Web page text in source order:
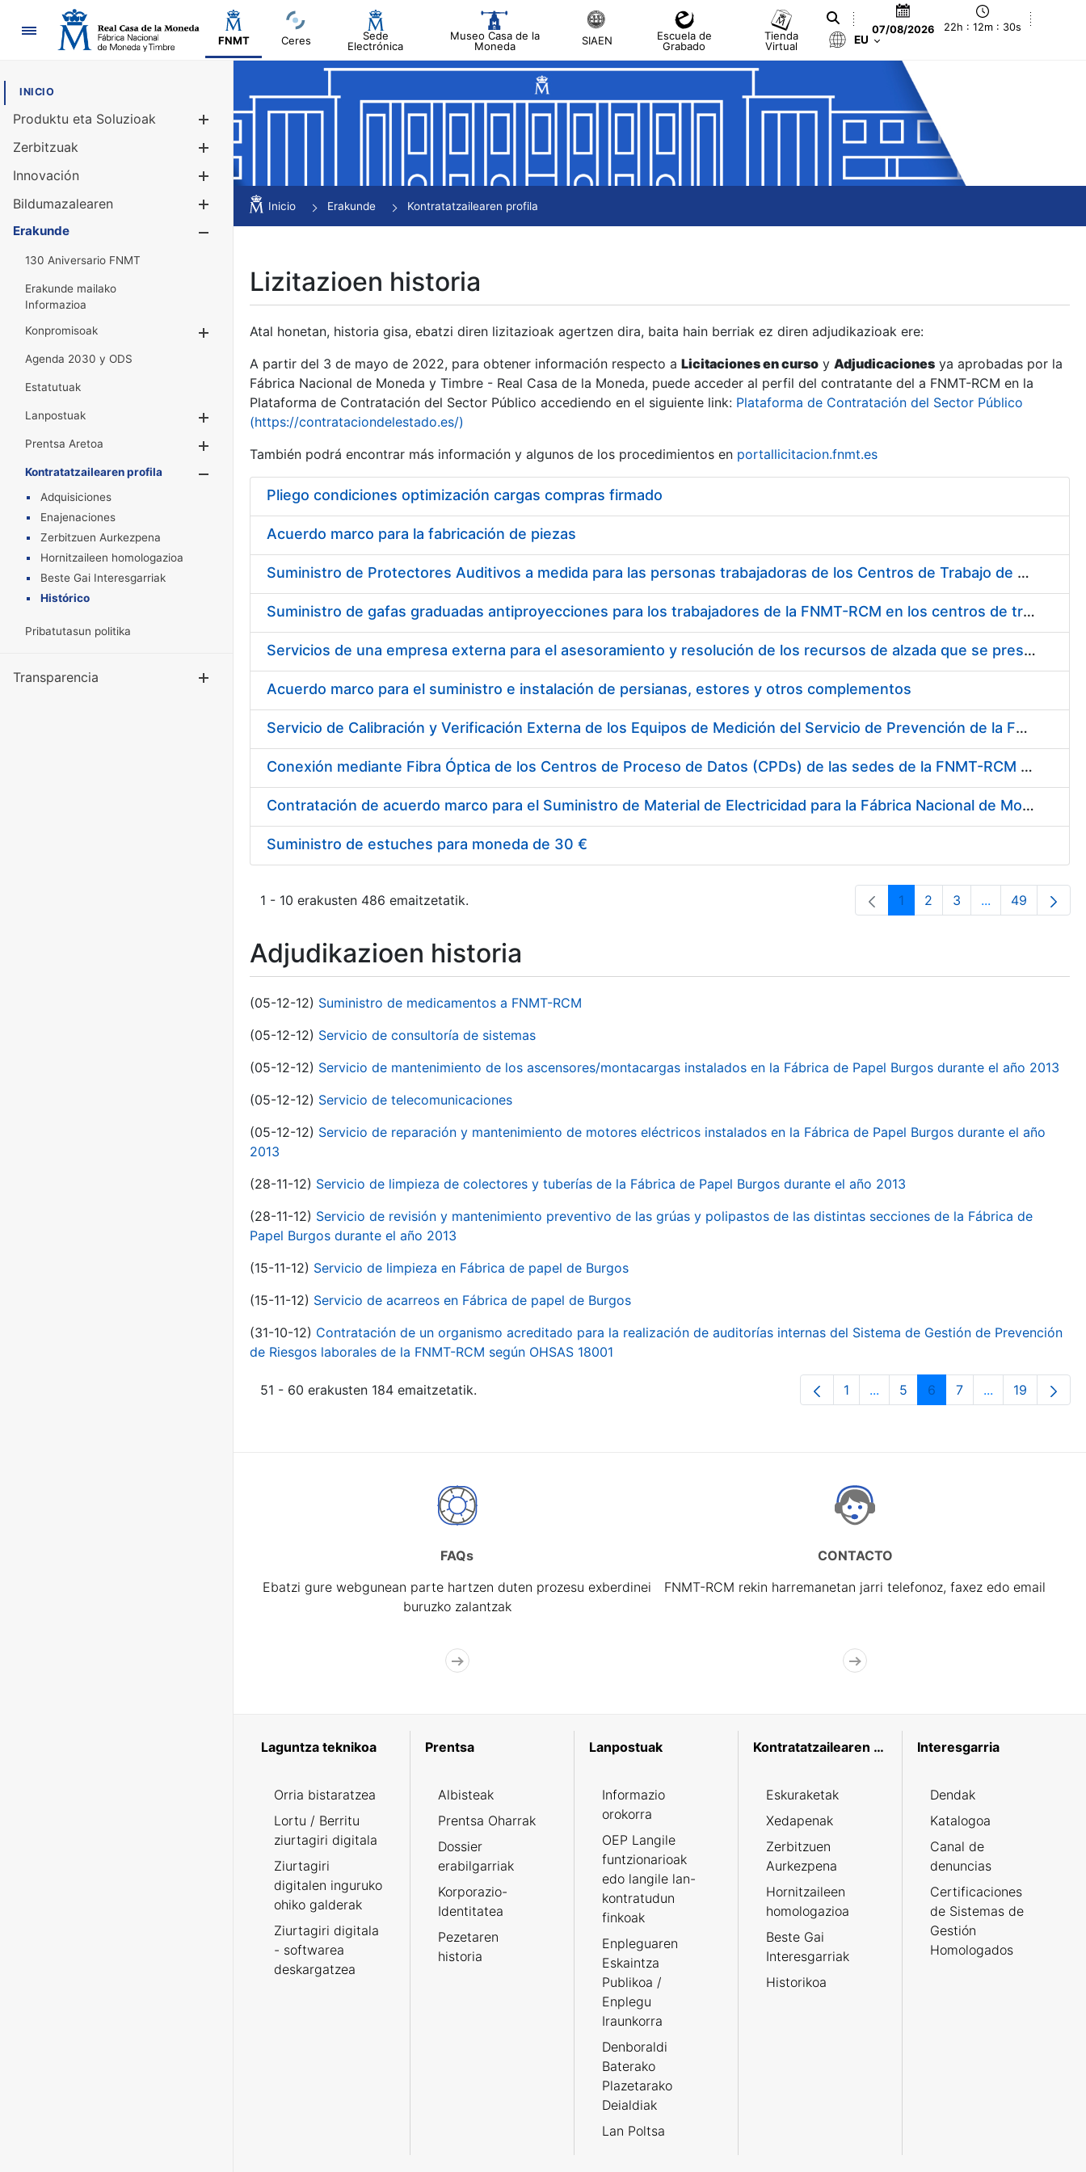
Nabigazioa
FNMT Ceres
Sede
Electrónica
Museo Casa de la
Moneda
SIAEN
Escuela de
Grabado
Tienda
Virtual
07/08/2026 22h : 12m : 31s
EU
INICIO
Produktu eta Soluzioak
Erakutsi/Ezkutatu
Zerbitzuak
Innovación
Bildumazalearen
Erakutsi/Ezkutatu
Erakunde
130 Aniversario FNMT
Erakunde mailako
Informazioa
Konpromisoak
Erakutsi/Ezkutatu
Agenda 2030 y ODS
Estatutuak
Lanpostuak
Erakutsi/Ezkutatu
Prentsa Aretoa
Erakutsi/Ezkutatu
Kontratatzailearen profila
Erakutsi/Ezkutatu
Adquisiciones
Enajenaciones
Zerbitzuen Aurkezpena
Hornitzaileen homologazioa
Beste Gai Interesgarriak
Histórico
Pribatutasun politika
Transparencia Erakutsi/Ezkutatu
Inicio Erakunde Kontratatzailearen profila
Lizitazioen historia
Atal honetan, historia gisa, ebatzi diren lizitazioak agertzen dira, baita hain berriak ez diren adjudikazioak ere:
A partir del 3 de mayo de 2022, para obtener información respecto a Licitaciones en curso y Adjudicaciones ya aprobadas por la
Fábrica Nacional de Moneda y Timbre - Real Casa de la Moneda, puede acceder al perfil del contratante del a FNMT-RCM en la
Plataforma de Contratación del Sector Público accediendo en el siguiente link: Plataforma de Contratación del Sector Público
(https://contrataciondelestado.es/)
También podrá encontrar más información y algunos de los procedimientos en portallicitacion.fnmt.es
Pliego condiciones optimización cargas compras firmado
Acuerdo marco para la fabricación de piezas
Suministro de Protectores Auditivos a medida para las personas trabajadoras de los Centros de Trabajo de Madrid y Burgos
Suministro de gafas graduadas antiproyecciones para los trabajadores de la FNMT-RCM en los centros de trabajo de Madrid y Burgos
Servicios de una empresa externa para el asesoramiento y resolución de los recursos de alzada que se presentan relacionados con procesos de selección para la FNMT-RCM
Acuerdo marco para el suministro e instalación de persianas, estores y otros complementos
Servicio de Calibración y Verificación Externa de los Equipos de Medición del Servicio de Prevención de la FNMT-RCM
Conexión mediante Fibra Óptica de los Centros de Proceso de Datos (CPDs) de las sedes de la FNMT-RCM de Burgos y Madrid
Contratación de acuerdo marco para el Suministro de Material de Electricidad para la Fábrica Nacional de Moneda y Timbre-Real Casa de la Moneda en su centro de trabajo de Burgos
Suministro de estuches para moneda de 30 €
1 - 10 erakusten 486 emaitzetatik. Orrialdea
1 Orrialdea
2 Orrialdea
3 ...Intermediate
Orrialdea
49
Adjudikazioen historia
(05-12-12) Suministro de medicamentos a FNMT-RCM
(05-12-12) Servicio de consultoría de sistemas
(05-12-12) Servicio de mantenimiento de los ascensores/montacargas instalados en la Fábrica de Papel Burgos durante el año 2013
(05-12-12) Servicio de telecomunicaciones
(05-12-12) Servicio de reparación y mantenimiento de motores eléctricos instalados en la Fábrica de Papel Burgos durante el año
2013
(28-11-12) Servicio de limpieza de colectores y tuberías de la Fábrica de Papel Burgos durante el año 2013
(28-11-12) Servicio de revisión y mantenimiento preventivo de las grúas y polipastos de las distintas secciones de la Fábrica de
Papel Burgos durante el año 2013
(15-11-12) Servicio de limpieza en Fábrica de papel de Burgos
(15-11-12) Servicio de acarreos en Fábrica de papel de Burgos
(31-10-12) Contratación de un organismo acreditado para la realización de auditorías internas del Sistema de Gestión de Prevención
de Riesgos laborales de la FNMT-RCM según OHSAS 18001
51 - 60 erakusten 184 emaitzetatik. Orrialdea
1 ...Intermediate Pages Use TAB to
Orrialdea
5 Orrialdea
6 Orrialdea
7 ...Intermediate
Orrialdea
19
FAQs
Ebatzi gure webgunean parte hartzen duten prozesu exberdinei
buruzko zalantzak
CONTACTO
FNMT-RCM rekin harremanetan jarri telefonoz, faxez edo email
Laguntza teknikoa
Orria bistaratzea
Lortu / Berritu
ziurtagiri digitala
Ziurtagiri
digitalen inguruko
ohiko galderak
Ziurtagiri digitala
- softwarea
deskargatzea
Prentsa
Albisteak
Prentsa Oharrak
Dossier
erabilgarriak
Korporazio-
Identitatea
Pezetaren
historia
Lanpostuak
Informazio
orokorra
OEP Langile
funtzionarioak
edo langile lan-
kontratudun
finkoak
Enpleguaren
Eskaintza
Publikoa /
Enplegu
Iraunkorra
Denboraldi
Baterako
Plazetarako
Deialdiak
Lan Poltsa
Kontratatzailearen profila
Eskuraketak
Xedapenak
Zerbitzuen
Aurkezpena
Hornitzaileen
homologazioa
Beste Gai
Interesgarriak
Historikoa
Interesgarria
Dendak
Katalogoa
Canal de
denuncias
Certificaciones
de Sistemas de
Gestión
Homologados